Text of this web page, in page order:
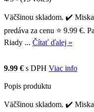
Väčšinou skladom. ✔️
predáva za cenu ⭐ 9.99 €.
Riady ... Čítať ďalej »
9.99 € s DPH Viac info
Popis produktu
Väčšinou skladom. ✔️